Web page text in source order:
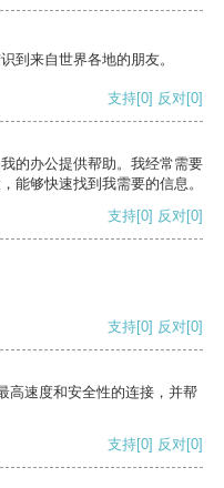
到来自世界各地的朋友。
支持[0] 反对[0]
的办公提供帮助。我经常需要
能够快速找到我需要的信息。
支持[0] 反对[0]
支持[0] 反对[0]
高速度和安全性的连接，并帮
支持[0] 反对[0]